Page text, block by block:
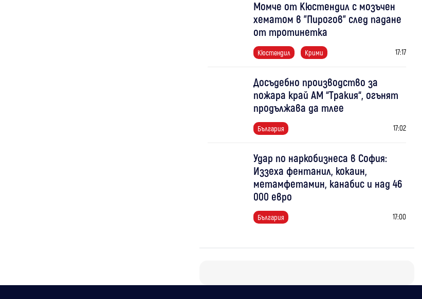
Момче от Кюстендил с мозъчен
хематом в "Пирогов" след падане
от тротинетка
Кюстендил Крими 17:17
Досъдебно производство за
пожара край АМ “Тракия“, огънят
продължава да тлее
България 17:02
Удар по наркобизнеса в София:
Иззеха фентанил, кокаин,
метамфетамин, канабис и над 46
000 евро
България 17:00